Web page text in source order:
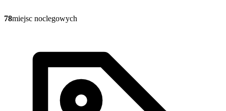
78miejsc noclegowych